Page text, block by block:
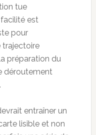
tue
est
pour
trajectoire
préparation du
déroutement
entraîner un
lisible et non